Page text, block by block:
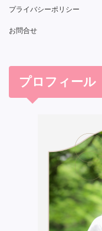
プライバシーポリシー
お問合せ
プロフィール